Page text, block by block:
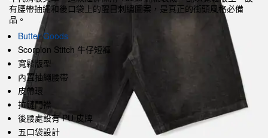
有腰帶抽繩和後口袋上的醒目刺繡圖案，是真正的街頭風格必備
品。
Butter Goods
Scorpion Stitch 牛仔短褲
寬鬆版型
內置抽繩腰帶
皮帶環
拉鏈門襟
後腰處設有 PU 皮牌
五口袋設計